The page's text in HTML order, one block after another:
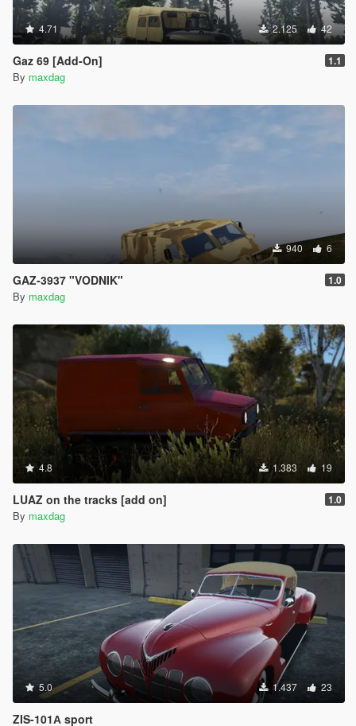
4.71 2.125 42
Gaz 69 [Add-On] 1.1
By maxdag
940 6
GAZ-3937 "VODNIK" 1.0
By maxdag
4.8 1.383 19
LUAZ on the tracks [add on] 1.0
By maxdag
5.0 1.437 23
ZIS-101А sport